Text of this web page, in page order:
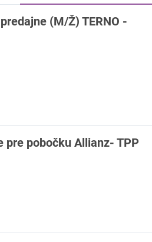
(M/Ž) TERNO -
pre pobočku Allianz- TPP